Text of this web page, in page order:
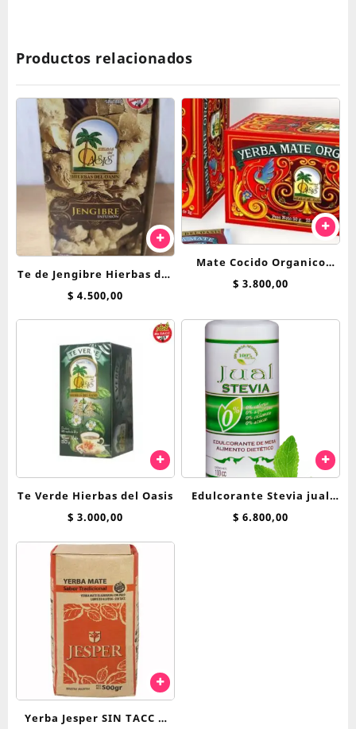
Productos relacionados
Te de Jengibre Hierbas del
Oasis saquitos
$ 4.500,00
Mate Cocido Organico
Hierbas Del Oasis x 25 saq
$ 3.800,00
Te Verde Hierbas del Oasis
$ 3.000,00
Edulcorante Stevia jual
250cc liquida
$ 6.800,00
Yerba Jesper SIN TACC x